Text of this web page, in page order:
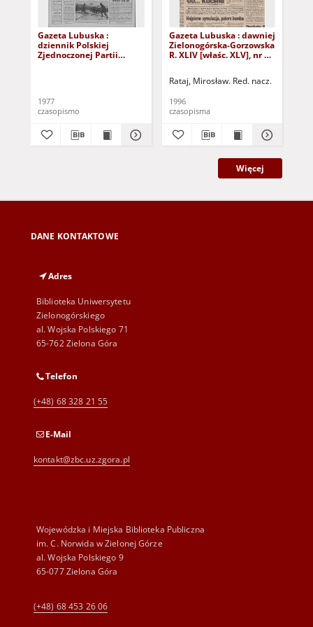
Gazeta Lubuska :
dziennik Polskiej
Zjednoczonej Partii
1977
czasopismo
Gazeta Lubuska : dawniej
Zielonogórska-Gorzowska
R. XLIV [właśc. XLV], nr 52
Rataj, Mirosław. Red. nacz.
1996
czasopisma
Więcej
DANE KONTAKTOWE
Adres
Biblioteka Uniwersytetu
Zielonogórskiego
al. Wojska Polskiego 71
65-762 Zielona Góra
Telefon
(+48) 68 328 21 55
E-Mail
kontakt@zbc.uz.zgora.pl
Wojewódzka i Miejska Biblioteka Publiczna
im. C. Norwida w Zielonej Górze
al. Wojska Polskiego 9
65-077 Zielona Góra
(+48) 68 453 26 06